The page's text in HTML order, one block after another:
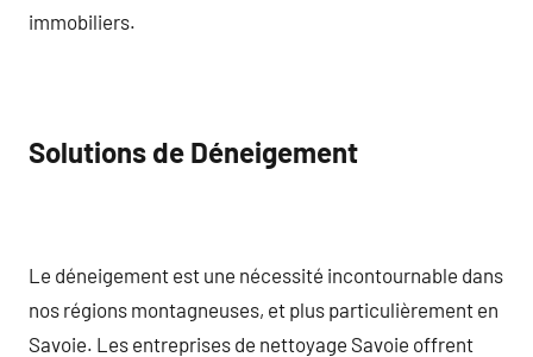
immobiliers.
Solutions de Déneigement
Le déneigement est une nécessité incontournable dans
nos régions montagneuses, et plus particulièrement en
Savoie. Les entreprises de nettoyage Savoie offrent